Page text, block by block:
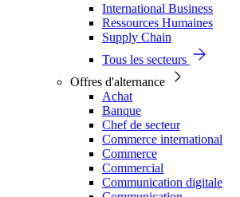
International Business
Ressources Humaines
Supply Chain
Tous les secteurs
Offres d'alternance
Achat
Banque
Chef de secteur
Commerce international
Commerce
Commercial
Communication digitale